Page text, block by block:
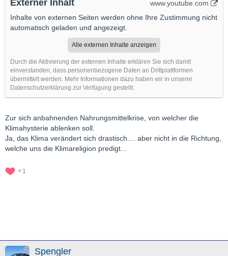
Externer Inhalt
www.youtube.com
Inhalte von externen Seiten werden ohne Ihre Zustimmung nicht
automatisch geladen und angezeigt.
Alle externen Inhalte anzeigen
Durch die Aktivierung der externen Inhalte erklären Sie sich damit
einverstanden, dass personenbezogene Daten an Drittplattformen
übermittelt werden. Mehr Informationen dazu haben wir in unserer
Datenschutzerklärung zur Verfügung gestellt.
Zur sich anbahnenden Nahrungsmittelkrise, von welcher die
Klimahysterie ablenken soll.
Ja, das Klima verändert sich drastisch.... aber nicht in die Richtung,
welche uns die Klimareligion predigt...
1
Spengler